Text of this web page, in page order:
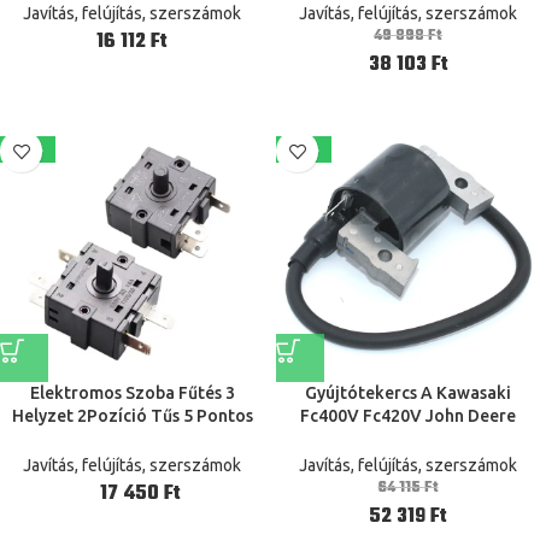
Multifunkcionális
Javítás, felújítás, szerszámok
Ft
Lábak Zokni Padlóvédői
Javítás, felújítás, szerszámok
49 898Ft
38 103Ft
-40%
Elektromos Szoba Fűtés 3
Helyzet 2Pozíció Tűs 5 Pontos
250V 16A 360 Fokos Forgás
Javítás, felújítás, szerszámok
Ft
-18%
Gyújtótekercs A Kawasaki
Fc400V Fc420V John Deere
21121-2070 Am109209
Javítás, felújítás, szerszámok
64 115Ft
52 319Ft